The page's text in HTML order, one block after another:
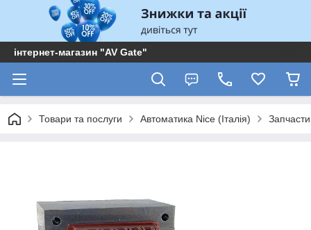
інтернет-магазин "AV Gate"
Товари та послуги Автоматика Nice (Італія)